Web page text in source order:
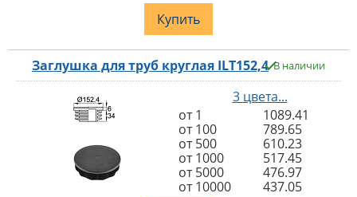
Купить
Заглушка для труб круглая ILT152,4 В наличии
3 цвета...
от 1
1089.41
от 100
789.65
от 500
610.23
от 1000
517.45
от 5000
476.97
от 10000
437.05